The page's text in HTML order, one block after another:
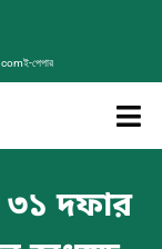
ই-পেপার
৩১ দফার